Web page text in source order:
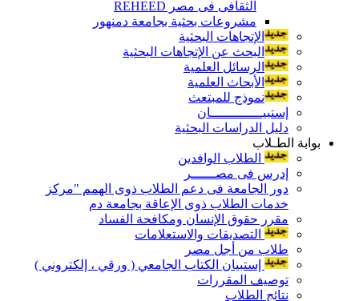
الثقافى فى مصر REHEED
مشروعات بحثية بجامعة دمنهور
الإتجاهات البحثية
البحث عن الإتجاهات البحثية
الرسائل العلمية
الأبحاث العلمية
نموذج للمبتعث
إستبيـــــــــــــان
دليل الدراسات البحثية
بوابة الطـلاب
الطلاب الوافدين
إدرس فى مصــــــر
دور الجامعة فى دعم الطلاب ذوى الهمم "مركز
خدمات الطلاب ذوى الإعاقة بجامعة دم
مقرر حقوق الإنسان ومكافحة الفساد
التصديقات والاستعلامات
طلاب من أجل مصر
إستبيان الكتاب الجامعي ( ورقي ، إلكتروني )
توصيف المقررات
نتائج الطلاب